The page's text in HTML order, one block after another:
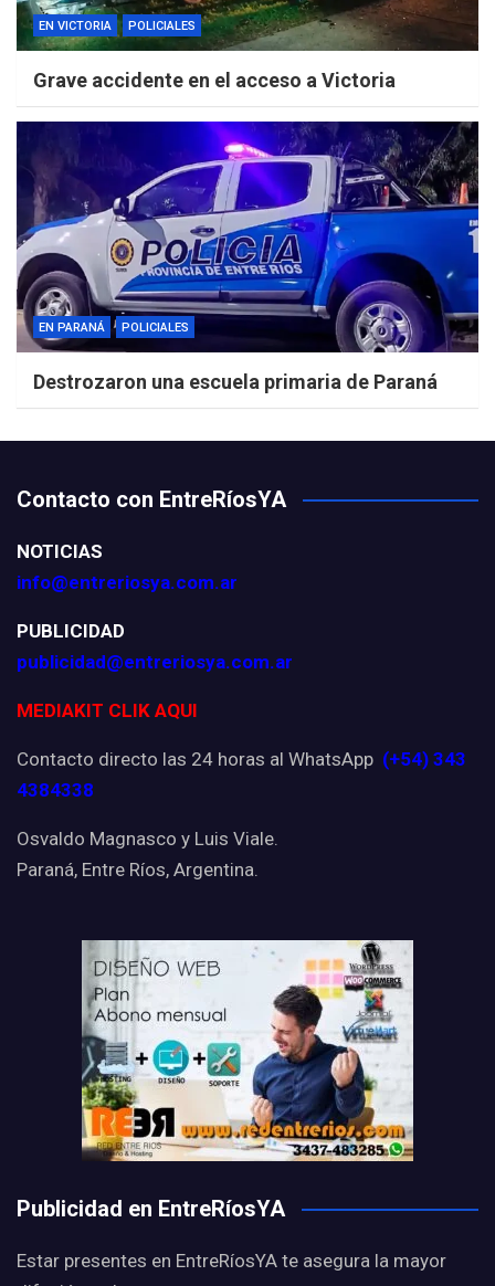
EN VICTORIA POLICIALES
Grave accidente en el acceso a Victoria
EN PARANÁ POLICIALES
Destrozaron una escuela primaria de Paraná
Contacto con EntreRíosYA
NOTICIAS
info@entreriosya.com.ar
PUBLICIDAD
publicidad@entreriosya.com.ar
MEDIAKIT CLIK AQUI
Contacto directo las 24 horas al WhatsApp (+54) 343
4384338
Osvaldo Magnasco y Luis Viale.
Paraná, Entre Ríos, Argentina.
Publicidad en EntreRíosYA
Estar presentes en EntreRíosYA te asegura la mayor